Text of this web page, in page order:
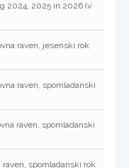
2024, 2025 in 2026 (v
raven, jesenski rok
raven, spomladanski
raven, spomladanski
spomladanski rok